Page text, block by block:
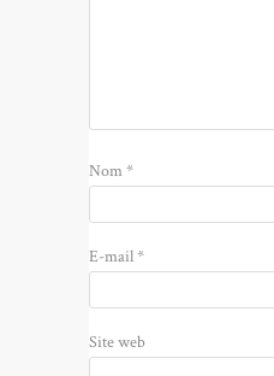
Nom*
E-mail*
Site web